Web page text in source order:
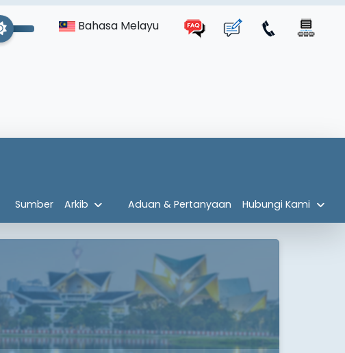
Bahasa Melayu
Sumber Arkib Aduan & Pertanyaan Hubungi Kami